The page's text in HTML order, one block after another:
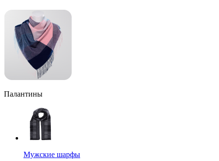
Палантины
Мужские шарфы